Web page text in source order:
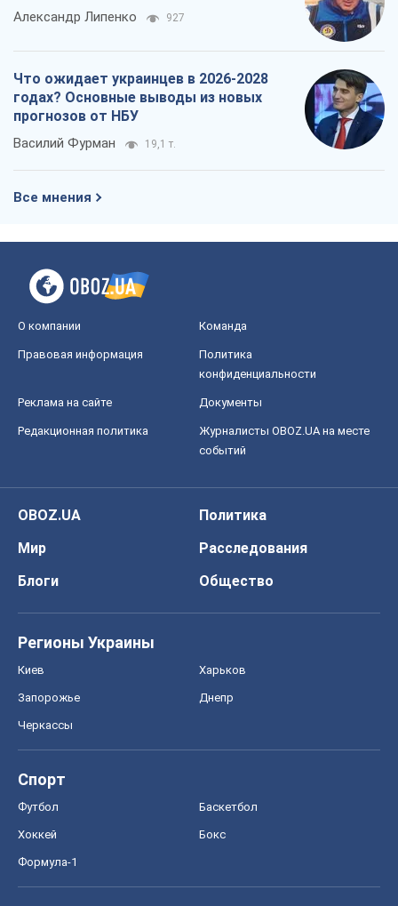
Александр Липенко 927
Что ожидает украинцев в 2026-2028
годах? Основные выводы из новых
прогнозов от НБУ
Василий Фурман 19,1 т.
Все мнения
О компании Команда
Правовая информация
Политика
конфиденциальности
Реклама на сайте Документы
Редакционная политика
Журналисты OBOZ.UA на месте
событий
OBOZ.UA
Политика
Мир
Расследования
Блоги
Общество
Регионы Украины
Киев Харьков
Запорожье Днепр
Черкассы
Спорт
Футбол Баскетбол
Хоккей Бокс
Формула-1